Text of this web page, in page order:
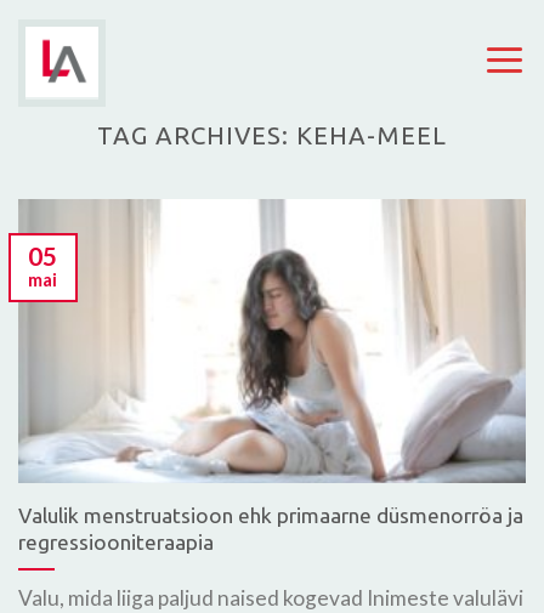
content
TAG ARCHIVES: KEHA-MEEL
Valulik menstruatsioon ehk primaarne düsmenorröa ja
regressiooniteraapia
Valu, mida liiga paljud naised kogevad Inimeste valulävi
05
mai